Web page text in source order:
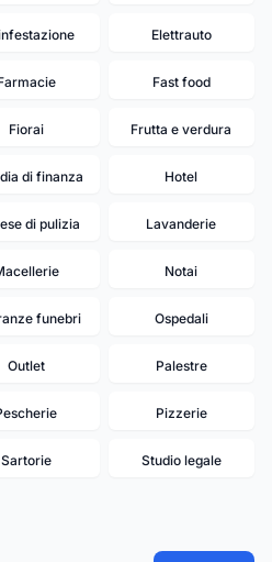
Elettrauto
Fast food
Fiorai Frutta e verdura
di finanza Hotel
di pulizia Lavanderie
Notai
funebri Ospedali
Outlet Palestre
Pizzerie
Sartorie Studio legale